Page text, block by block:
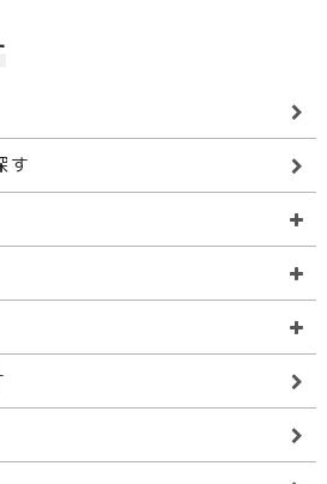
す